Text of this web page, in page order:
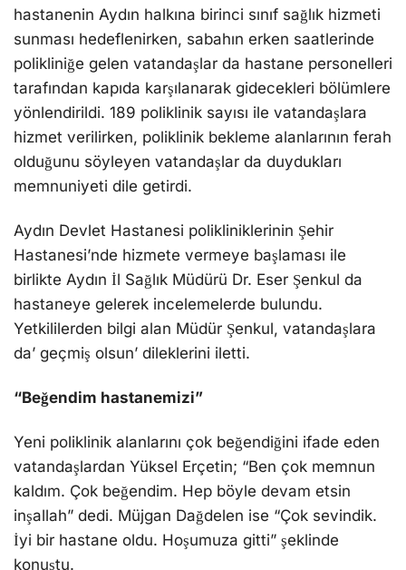
hastanenin Aydın halkına birinci sınıf sağlık hizmeti
sunması hedeflenirken, sabahın erken saatlerinde
polikliniğe gelen vatandaşlar da hastane personelleri
tarafından kapıda karşılanarak gidecekleri bölümlere
yönlendirildi. 189 poliklinik sayısı ile vatandaşlara
hizmet verilirken, poliklinik bekleme alanlarının ferah
olduğunu söyleyen vatandaşlar da duydukları
memnuniyeti dile getirdi.
Aydın Devlet Hastanesi polikliniklerinin Şehir
Hastanesi’nde hizmete vermeye başlaması ile
birlikte Aydın İl Sağlık Müdürü Dr. Eser Şenkul da
hastaneye gelerek incelemelerde bulundu.
Yetkililerden bilgi alan Müdür Şenkul, vatandaşlara
da’ geçmiş olsun’ dileklerini iletti.
“Beğendim hastanemizi”
Yeni poliklinik alanlarını çok beğendiğini ifade eden
vatandaşlardan Yüksel Erçetin; “Ben çok memnun
kaldım. Çok beğendim. Hep böyle devam etsin
inşallah” dedi. Müjgan Dağdelen ise “Çok sevindik.
İyi bir hastane oldu. Hoşumuza gitti” şeklinde
konuştu.